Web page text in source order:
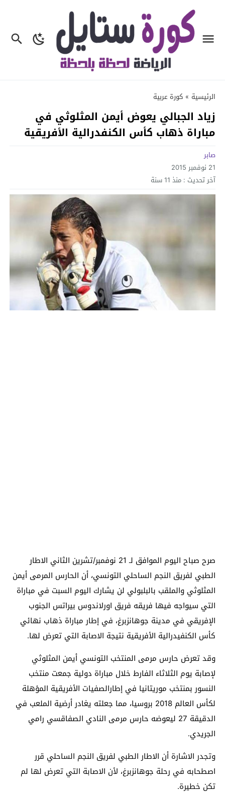
الرئيسية » كورة عربية
زياد الجبالي يعوض أيمن المثلوثي في
مباراة ذهاب كأس الكنفدرالية الأفريقية
صابر
21 نوفمبر 2015
آخر تحديث : منذ 11 سنة
صرح صباح اليوم الموافق لـ 21 نوفمبر/تشرين الثاني الاطار
الطبي لفريق النجم الساحلي التونسي، أن الحارس المرمى أيمن
المثلوثي والملقب بالبلبولي لن يشارك اليوم السبت في مباراة
التي سيواجه فيها فريقه فريق اورلاندوس بيراتس الجنوب
الإفريقي في مدينة جوهانزبرغ، في إطار مباراة ذهاب نهائي
كأس الكنفيدرالية الأفريقية نتيجة الاصابة التي تعرض لها.
وقد تعرض حارس مرمى المنتخب التونسي أيمن المثلوثي
لإصابة يوم الثلاثاء الفارط خلال مباراة دولية جمعت منتخب
النسور بمنتخب موريتانيا في إطارالصفيات الأفريقية المؤهلة
لكأس العالم 2018 بروسيا، مما جعلته يغادر أرضية الملعب في
الدقيقة 27 ليعوضه حارس مرمى النادي الصفاقسي رامي
الجريدي.
وتجدر الاشارة أن الاطار الطبي لفريق النجم الساحلي قرر
اصطحابه في رحلة جوهانزبرغ، لأن الاصابة التي تعرض لها لم
تكن خطيرة.